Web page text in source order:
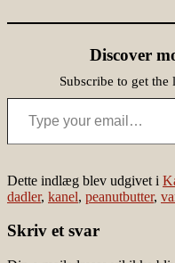
Discover
Subscribe to get the
Type your email…
Dette indlæg blev udgivet i
dadler, kanel, peanutbutter,
Skriv et svar